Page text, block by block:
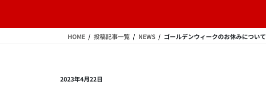
HOME 投稿記事一覧 NEWS ゴールデンウィークのお休みについて
2023年4月22日